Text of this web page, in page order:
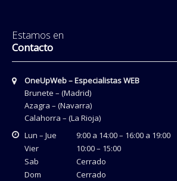
Estamos en
Contacto
OneUpWeb – Especialistas WEB
Brunete – (Madrid)
Azagra – (Navarra)
Calahorra – (La Rioja)
Lun – Jue
9:00 a 14:00 – 16:00 a 19:00
Vier
10:00 – 15:00
Sab
Cerrado
Dom
Cerrado